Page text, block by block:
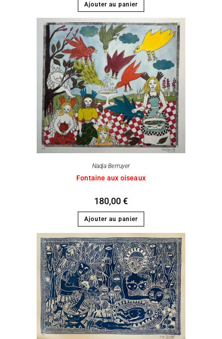
Ajouter au panier
Nadja Berruyer
Fontaine aux oiseaux
180,00€
Ajouter au panier